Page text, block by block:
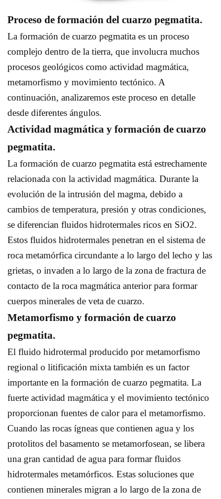
Proceso de formación del cuarzo pegmatita.
La formación de cuarzo pegmatita es un proceso
complejo dentro de la tierra, que involucra muchos
procesos geológicos como actividad magmática,
metamorfismo y movimiento tectónico. A
continuación, analizaremos este proceso en detalle
desde diferentes ángulos.
Actividad magmática y formación de cuarzo
pegmatita.
La formación de cuarzo pegmatita está estrechamente
relacionada con la actividad magmática. Durante la
evolución de la intrusión del magma, debido a
cambios de temperatura, presión y otras condiciones,
se diferencian fluidos hidrotermales ricos en SiO2.
Estos fluidos hidrotermales penetran en el sistema de
roca metamórfica circundante a lo largo del lecho y las
grietas, o invaden a lo largo de la zona de fractura de
contacto de la roca magmática anterior para formar
cuerpos minerales de veta de cuarzo.
Metamorfismo y formación de cuarzo
pegmatita.
El fluido hidrotermal producido por metamorfismo
regional o litificación mixta también es un factor
importante en la formación de cuarzo pegmatita. La
fuerte actividad magmática y el movimiento tectónico
proporcionan fuentes de calor para el metamorfismo.
Cuando las rocas ígneas que contienen agua y los
protolitos del basamento se metamorfosean, se libera
una gran cantidad de agua para formar fluidos
hidrotermales metamórficos. Estas soluciones que
contienen minerales migran a lo largo de la zona de